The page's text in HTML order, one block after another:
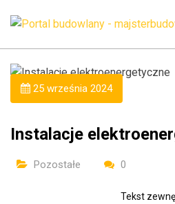
25 września 2024
Instalacje
Pozostałe 0
Tekst